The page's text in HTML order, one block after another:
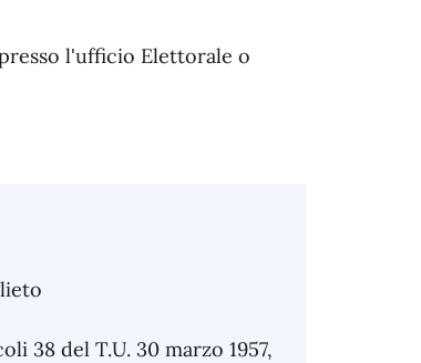
l'ufficio Elettorale o
38 del T.U. 30 marzo 1957,